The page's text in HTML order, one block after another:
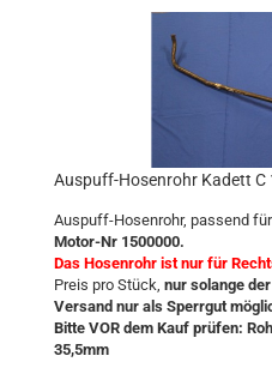
Auspuff-Hosenrohr Kadett C
Auspuff-Hosenrohr, passend
Motor-Nr 1500000.
Das Hosenrohr ist nur für
Preis pro Stück, nur solange
Versand nur als Sperrgut
Bitte VOR dem Kauf prüfen:
35,5mm